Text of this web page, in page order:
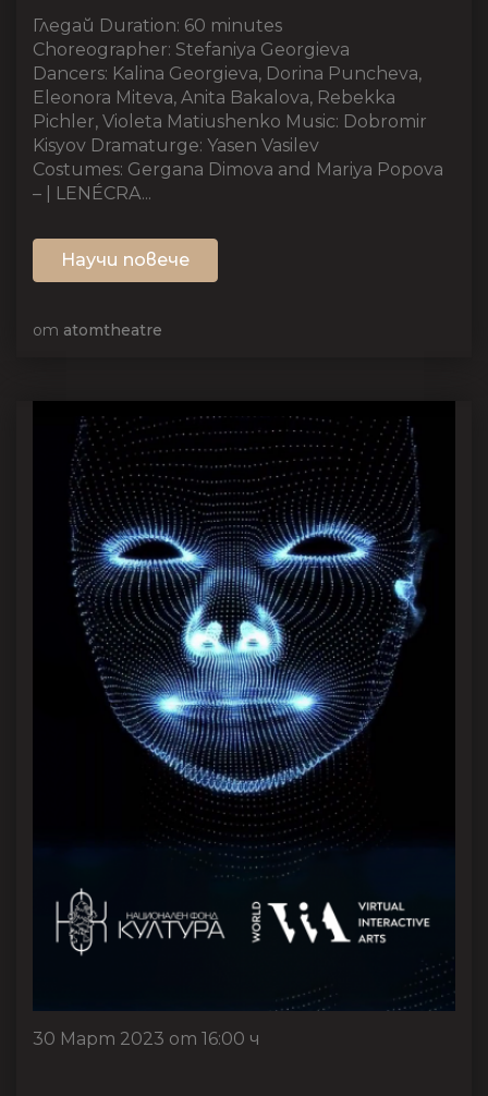
Гледай Duration: 60 minutes
Choreographer: Stefaniya Georgieva
Dancers: Kalina Georgieva, Dorina Puncheva,
Eleonora Miteva, Anita Bakalova, Rebekka
Pichler, Violeta Matiushenko Music: Dobromir
Kisyov Dramaturge: Yasen Vasilev
Costumes: Gergana Dimova and Mariya Popova
– | LENÉCRA...
Научи повече
от atomtheatre
30 Март 2023 от 16:00 ч